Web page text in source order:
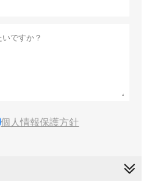
個人情報保護方針